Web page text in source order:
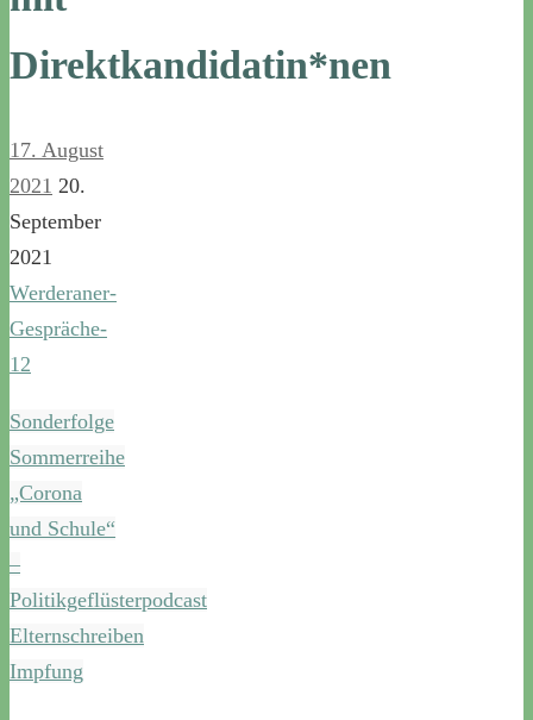
Direktkandidatin*nen
17. August
2021 20.
September
2021
Werderaner-
Gespräche-
12
Sonderfolge
Sommerreihe
„Corona
und Schule“
–
Politikgeflüsterpodcast
Elternschreiben
Impfung